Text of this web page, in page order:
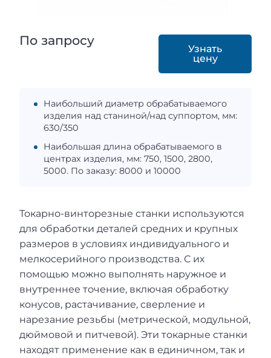
По запросу
Узнать
цену
Наибольший диаметр обрабатываемого
изделия над станиной/над суппортом, мм:
630/350
Наибольшая длина обрабатываемого в
центрах изделия, мм: 750, 1500, 2800,
5000. По заказу: 8000 и 10000
Токарно-винторезные станки используются
для обработки деталей средних и крупных
размеров в условиях индивидуального и
мелкосерийного производства. С их
помощью можно выполнять наружное и
внутреннее точение, включая обработку
конусов, растачивание, сверление и
нарезание резьбы (метрической, модульной,
дюймовой и питчевой). Эти токарные станки
находят применение как в единичном, так и